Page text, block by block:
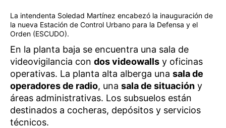
La intendenta Soledad Martínez encabezó la inauguración de
la nueva Estación de Control Urbano para la Defensa y el
Orden (ESCUDO).
En la planta baja se encuentra una sala de
videovigilancia con dos videowalls y oficinas
operativas. La planta alta alberga una sala de
operadores de radio, una sala de situación y
áreas administrativas. Los subsuelos están
destinados a cocheras, depósitos y servicios
técnicos.